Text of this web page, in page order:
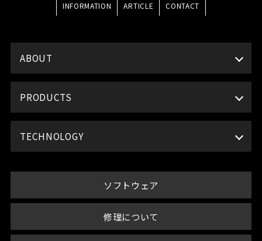
INFORMATION ARTICLE CONTACT
ABOUT
PRODUCTS
TECHNOLOGY
ソフトウェア
修理について